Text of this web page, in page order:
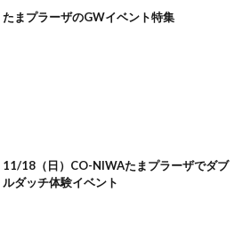
たまプラーザのGWイベント特集
11/18（日）CO-NIWAたまプラーザでダブ
ルダッチ体験イベント